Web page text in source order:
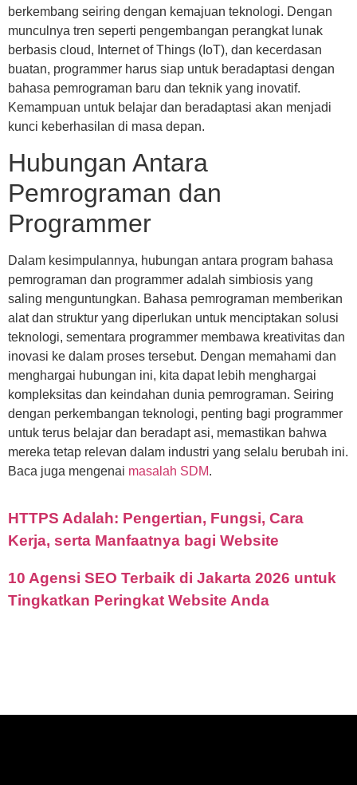
berkembang seiring dengan kemajuan teknologi. Dengan
munculnya tren seperti pengembangan perangkat lunak
berbasis cloud, Internet of Things (IoT), dan kecerdasan
buatan, programmer harus siap untuk beradaptasi dengan
bahasa pemrograman baru dan teknik yang inovatif.
Kemampuan untuk belajar dan beradaptasi akan menjadi
kunci keberhasilan di masa depan.
Hubungan Antara
Pemrograman dan
Programmer
Dalam kesimpulannya, hubungan antara program bahasa
pemrograman dan programmer adalah simbiosis yang
saling menguntungkan. Bahasa pemrograman memberikan
alat dan struktur yang diperlukan untuk menciptakan solusi
teknologi, sementara programmer membawa kreativitas dan
inovasi ke dalam proses tersebut. Dengan memahami dan
menghargai hubungan ini, kita dapat lebih menghargai
kompleksitas dan keindahan dunia pemrograman. Seiring
dengan perkembangan teknologi, penting bagi programmer
untuk terus belajar dan beradapt asi, memastikan bahwa
mereka tetap relevan dalam industri yang selalu berubah ini.
Baca juga mengenai masalah SDM.
HTTPS Adalah: Pengertian, Fungsi, Cara
Kerja, serta Manfaatnya bagi Website
10 Agensi SEO Terbaik di Jakarta 2026 untuk
Tingkatkan Peringkat Website Anda